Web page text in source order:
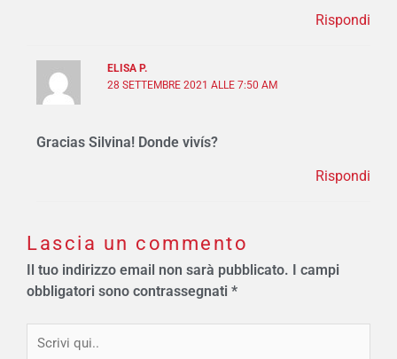
Rispondi
ELISA P.
28 SETTEMBRE 2021 ALLE 7:50 AM
Gracias Silvina! Donde vivís?
Rispondi
Lascia un commento
Il tuo indirizzo email non sarà pubblicato. I campi
obbligatori sono contrassegnati *